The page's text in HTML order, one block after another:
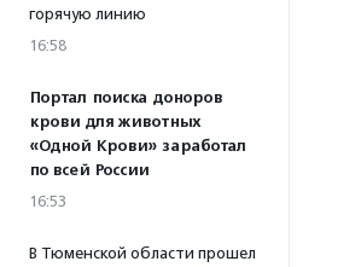
горячую линию
16:58
Портал поиска доноров
крови для животных
«Одной Крови» заработал
по всей России
16:53
В Тюменской области прошел